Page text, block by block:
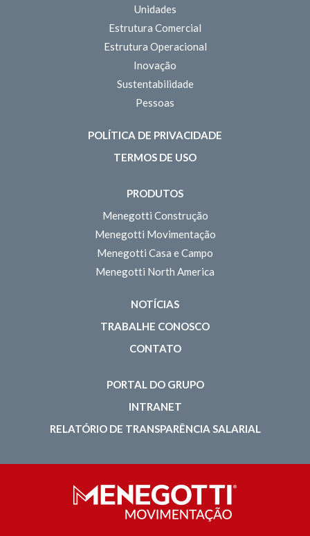
Unidades
Estrutura Comercial
Estrutura Operacional
Inovação
Sustentabilidade
Pessoas
POLÍTICA DE PRIVACIDADE
TERMOS DE USO
PRODUTOS
Menegotti Construção
Menegotti Movimentação
Menegotti Casa e Campo
Menegotti North America
NOTÍCIAS
TRABALHE CONOSCO
CONTATO
PORTAL DO GRUPO
INTRANET
RELATÓRIO DE TRANSPARÊNCIA SALARIAL